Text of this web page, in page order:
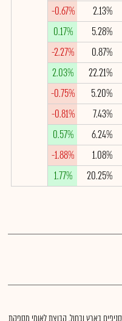
2.13%
-0.67%
5.28%
0.17%
0.87%
-2.27%
22.21%
2.03%
5.20%
-0.75%
7.43%
-0.81%
6.24%
0.57%
1.08%
-1.88%
20.25%
1.77%